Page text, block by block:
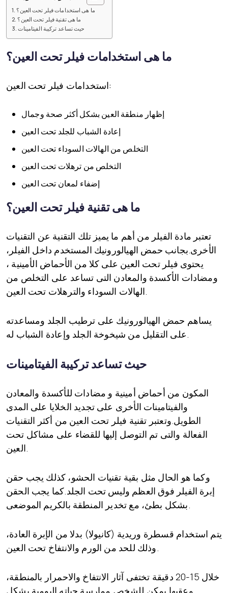
ما هى استخدامات فيلر تحت العين؟
ما هى تقنية فيلر تحت العين؟
حيث تساعد تركيبة الفيتامينات
ما هى استخدامات فيلر تحت العين؟
استخدامات فيلر تحت العين:
إظهار منطقة العين بشكل أكثر صحة وجمال
إعادة الشباب للجلد تحت العين
التخلص من الهالات السوداء تحت العين
التخلص من ترهلات تحت العين
إضفاء لمعان تحت العين
ما هى تقنية فيلر تحت العين؟
تعتبر مادة الفيلر من أهم ما يميز تلك التقنية عن التقنيات
الأخرى.بجانب حمض الهيالورونيك المستخدم داخل الفيلر،
يحتوى فيلر تحت العين على كلا من الأحماض الأمينية ،
ومضادات الأكسدة والمعادن التى تساعد على التخلص من
يساهم حمض الهيالورونيك على ترطيب الجلد ومساعدته
حيث تساعد تركيبة الفيتامينات
المكون من أحماض أمينية و مضادات للأكسدة والمعادن
والفيتامينات الأخرى على تجديد الخلايا على المدى
الطويل.وتعتبر تقنية فيلر تحت العين من أكثر التقنيات
الفعالة والتى تم التوصل إليها للقضاء على مشاكل تحت
وكما هو الحال مثل بقية تقنيات الحشو، كذلك يجب حقن
إبرة الفيلر فوق العظم وليس تحت الجلد.كما يجب الحقن
يتم استخدام قسطرة وريدية (كانيولا) بدلا من الإبرة العادة،
خلال 15-20 دقيقة تختفى آثار الانتفاخ والاحمرار بالمنطقة،
وعقبها يمكن للشخص ممارسة حياته اليومية بشكل